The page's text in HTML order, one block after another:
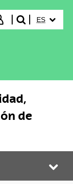
sesión
buscar"
ES
de
Doctorado en Biodiversidad, Funcionamiento y Gestión de Ecosistemas